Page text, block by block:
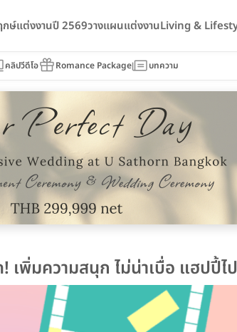
กษ์แต่งงานปี 2569วางแผนแต่งงานLiving &
คลิปวีดีโอ Romance Package บทความ
เพิ่มความสนุก ไม่น่าเบื่อ แฮปปี้ไ